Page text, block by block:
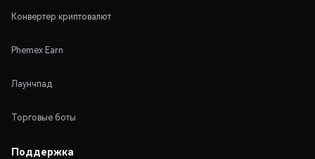
Конвертер криптовалют
Phemex Earn
Лаунчпад
Торговые боты
Поддержка